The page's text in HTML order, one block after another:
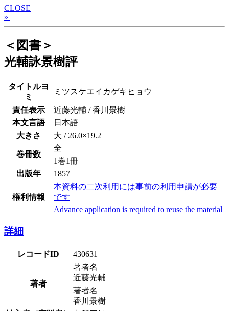
CLOSE
»
＜図書＞
光輔詠景樹評
タイトルヨ
ミ
ミツスケエイカゲキヒョウ
責任表示
近藤光輔 / 香川景樹
本文言語
日本語
大きさ
大 / 26.0×19.2
巻冊数
全
1巻1冊
出版年
1857
権利情報
本資料の二次利用には事前の利用申請が必要
です
Advance application is required to reuse the material
詳細
レコードID 430631
著者
著者名
近藤光輔
著者名
香川景樹